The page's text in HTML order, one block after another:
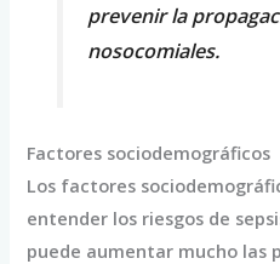
prevenir la
nosocomiales.
Factores sociodemográficos
Los factores
entender los riesgos de
puede aumentar mucho las